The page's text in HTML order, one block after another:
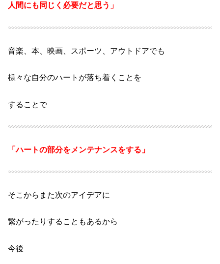
人間にも同じく必要だと思う」
音楽、本、映画、スポーツ、アウトドアでも
様々な自分のハートが落ち着くことを
することで
「ハートの部分をメンテナンスをする」
そこからまた次のアイデアに
繋がったりすることもあるから
今後